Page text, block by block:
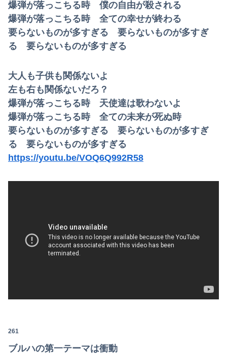
爆弾が落っこちる時 僕の自由が殺される
爆弾が落っこちる時 全ての幸せが終わる
要らないものが多すぎる 要らないものが多すぎ
る 要らないものが多すぎる
大人も子供も関係ないよ
左も右も関係ないだろ？
爆弾が落っこちる時 天使達は歌わないよ
爆弾が落っこちる時 全ての未来が死ぬ時
要らないものが多すぎる 要らないものが多すぎ
る 要らないものが多すぎる
https://youtu.be/VOQ6Q992R58
261
ブルハの第一テーマは衝動